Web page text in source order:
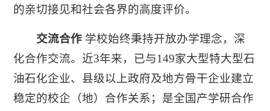
的亲切接见和社会各界的高度评价。
交流合作 学校始终秉持开放办学理念，深
化合作交流。近3年来，已与149家大型特大型石
油石化企业、县级以上政府及地方骨干企业建立
稳定的校企（地）合作关系；是全国产学研合作